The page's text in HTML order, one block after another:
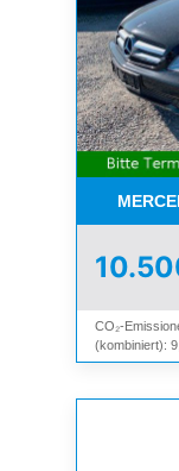
CO₂-
(kombiniert):